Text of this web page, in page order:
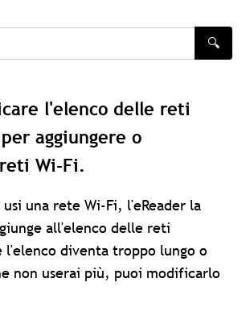
🔍
l'elenco delle reti
aggiungere o
Wi-Fi.
una rete Wi-Fi, l'eReader la
all'elenco delle reti
l'elenco diventa troppo lungo o
non userai più, puoi modificarlo